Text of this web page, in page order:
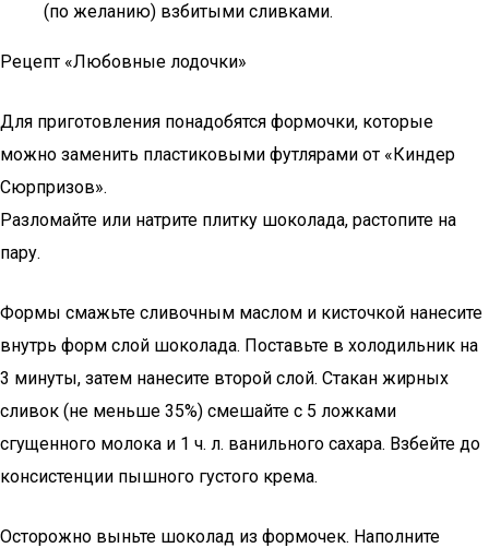
(по желанию) взбитыми сливками.
Рецепт «Любовные лодочки»
Для приготовления понадобятся формочки, которые
можно заменить пластиковыми футлярами от «Киндер
Сюрпризов».
Разломайте или натрите плитку шоколада, растопите на
пару.
Формы смажьте сливочным маслом и кисточкой нанесите
внутрь форм слой шоколада. Поставьте в холодильник на
3 минуты, затем нанесите второй слой. Стакан жирных
сливок (не меньше 35%) смешайте с 5 ложками
сгущенного молока и 1 ч. л. ванильного сахара. Взбейте до
консистенции пышного густого крема.
Осторожно выньте шоколад из формочек. Наполните